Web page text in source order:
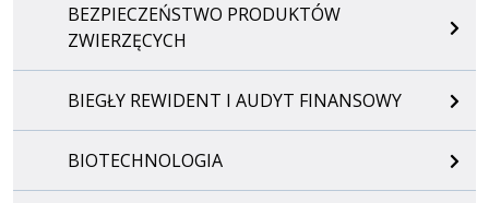
BEZPIECZEŃSTWO PRODUKTÓW
ZWIERZĘCYCH
BIEGŁY REWIDENT I AUDYT FINANSOWY
BIOTECHNOLOGIA